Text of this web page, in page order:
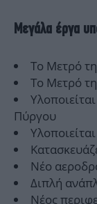
Μεγάλα έργα
Το Μετρό
Το Μετρό
Πύργου
Νέο
Διπλή
Νέος